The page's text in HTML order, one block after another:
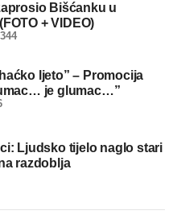
Bišćanku u
+ VIDEO)
ljeto” – Promocija
je glumac…”
Ljudsko tijelo naglo stari
razdoblja